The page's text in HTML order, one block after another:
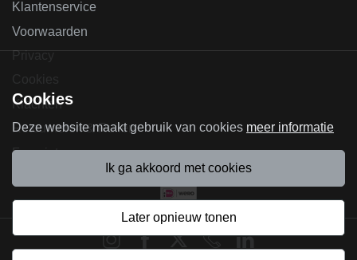
Klantenservice
Voorwaarden
Privacy
Klachten
Retourneren & Ruilen
Favorieten
Cookies
Deze website maakt gebruik van cookies meer informatie
ik ga akkoord met cookies
later opnieuw tonen